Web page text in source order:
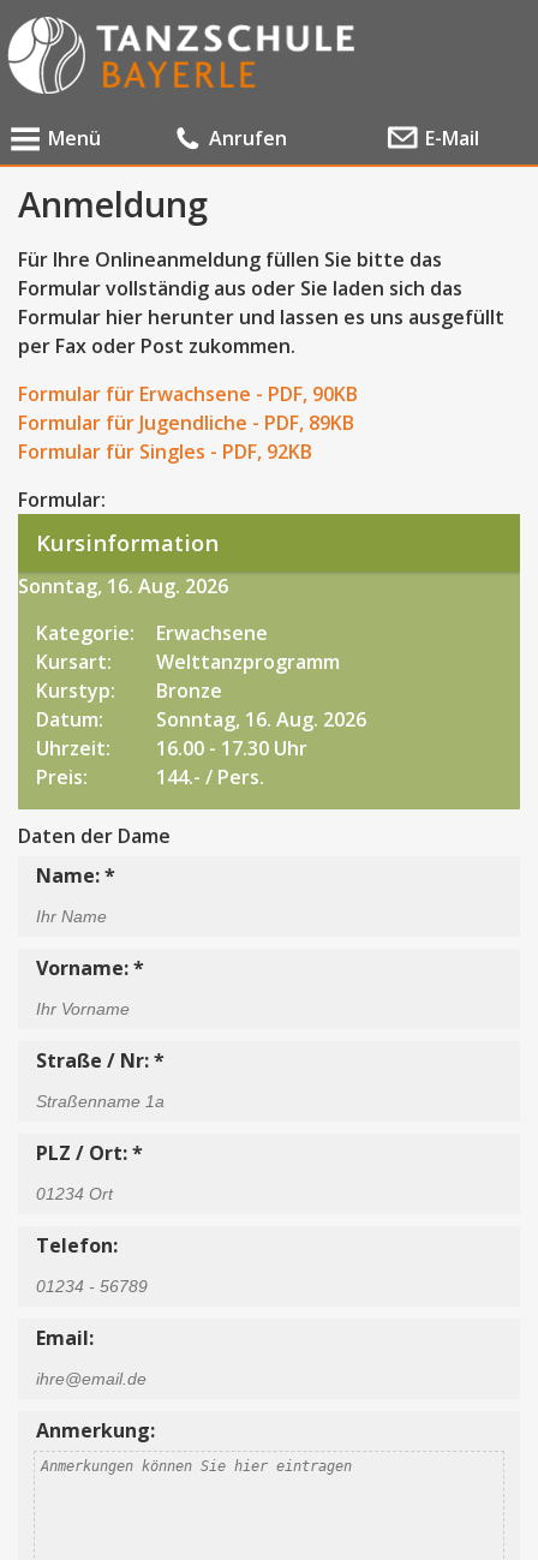
Menü Anrufen E-Mail
Anmeldung
Für Ihre Onlineanmeldung füllen Sie bitte das
Formular vollständig aus oder Sie laden sich das
Formular hier herunter und lassen es uns ausgefüllt
per Fax oder Post zukommen.
Formular für Erwachsene - PDF, 90KB
Formular für Jugendliche - PDF, 89KB
Formular für Singles - PDF, 92KB
Formular:
Kursinformation
Sonntag, 16. Aug. 2026
Kategorie:
Erwachsene
Kursart:
Welttanzprogramm
Kurstyp:
Bronze
Datum:
Sonntag, 16. Aug. 2026
Uhrzeit:
16.00 - 17.30 Uhr
Preis:
144.- / Pers.
Daten der Dame
Name: *
Vorname: *
Straße / Nr: *
PLZ / Ort: *
Telefon:
Email:
Anmerkung: